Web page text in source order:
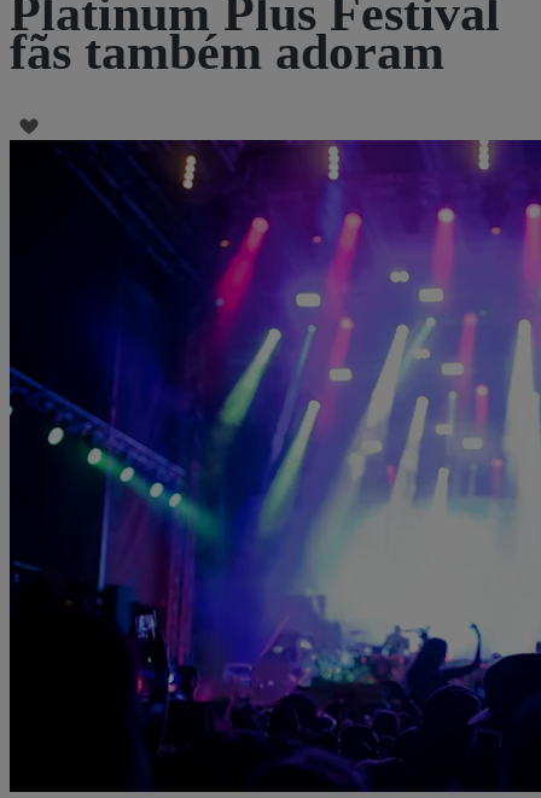
Platinum Plus Festival
fãs também adoram